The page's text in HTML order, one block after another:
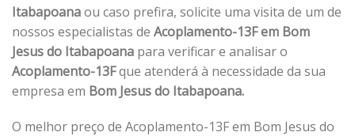
Itabapoanaou caso prefira, solicite uma visita de um de
nossos especialistas de Acoplamento-13F em Bom
Jesus do Itabapoana para verificar e analisar o
Acoplamento-13Fque atenderá à necessidade da sua
empresa em Bom Jesus do Itabapoana.
O melhor preço de Acoplamento-13F em Bom Jesus do